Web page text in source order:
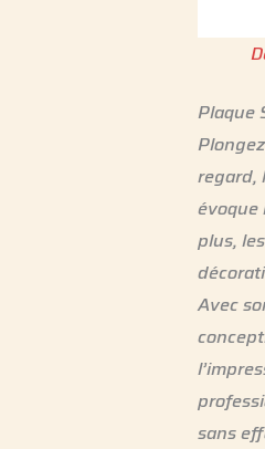
Plaque
regard,
évoque
plus,
Avec
sans